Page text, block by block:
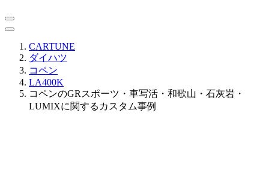
CARTUNE
ダイハツ
コペン
LA400K
コペンのGRスポーツ・車写活・和歌山・石灰岩・
LUMIXに関するカスタム事例